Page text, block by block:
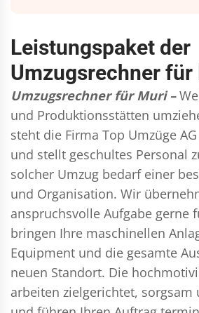
Leistungspaket der
Umzugsrechner für
Umzugsrechner für Muri –
und Produktionsstätten
steht die Firma Top Umzüge
und stellt geschultes Personal
solcher Umzug bedarf einer
und Organisation. Wir
anspruchsvolle Aufgabe gerne
bringen Ihre maschinellen
Equipment und die gesamte
neuen Standort. Die
arbeiten zielgerichtet, sorgsam